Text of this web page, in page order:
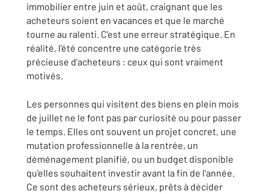
immobilier entre juin et août, craignant que les
acheteurs soient en vacances et que le marché
tourne au ralenti. C'est une erreur stratégique. En
réalité, l'été concentre une catégorie très
précieuse d'acheteurs : ceux qui sont vraiment
motivés.
Les personnes qui visitent des biens en plein mois
de juillet ne le font pas par curiosité ou pour passer
le temps. Elles ont souvent un projet concret, une
mutation professionnelle à la rentrée, un
déménagement planifié, ou un budget disponible
qu'elles souhaitent investir avant la fin de l'année.
Ce sont des acheteurs sérieux, prêts à décider